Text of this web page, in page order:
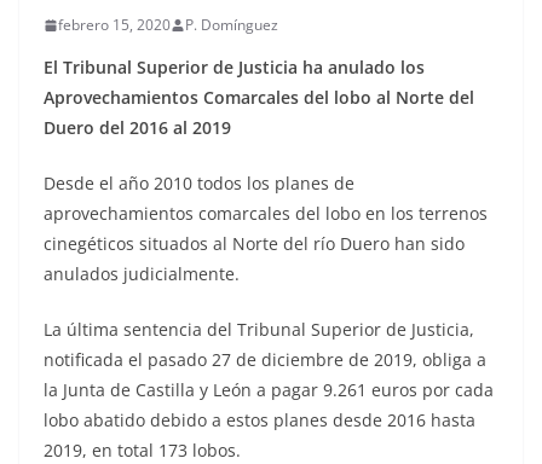
febrero 15, 2020 P. Domínguez
El Tribunal Superior de Justicia ha anulado los
Aprovechamientos Comarcales del lobo al Norte del
Duero del 2016 al 2019
Desde el año 2010 todos los planes de
aprovechamientos comarcales del lobo en los terrenos
cinegéticos situados al Norte del río Duero han sido
anulados judicialmente.
La última sentencia del Tribunal Superior de Justicia,
notificada el pasado 27 de diciembre de 2019, obliga a
la Junta de Castilla y León a pagar 9.261 euros por cada
lobo abatido debido a estos planes desde 2016 hasta
2019, en total 173 lobos.